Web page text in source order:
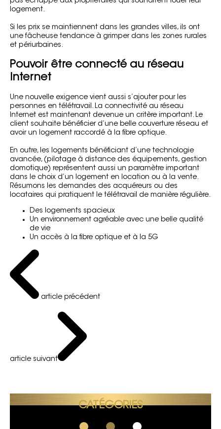
logement.
Si les prix se maintiennent dans les grandes villes, ils ont
une fâcheuse tendance à grimper dans les zones rurales
et périurbaines.
Pouvoir être connecté au réseau
Internet
Une nouvelle exigence vient aussi s’ajouter pour les
personnes en télétravail. La connectivité au réseau
Internet est maintenant devenue un critère important. Le
client souhaite bénéficier d’une belle couverture réseau et
avoir un logement raccordé à la fibre optique.
En outre, les logements bénéficiant d’une technologie
avancée, (pilotage à distance des équipements, gestion
domotique) représentent aussi un paramètre important
dans le choix d’un logement en location ou à la vente.
Résumons les demandes des acquéreurs ou des
locataires qui pratiquent le télétravail de manière régulière.
Des logements spacieux
Un environnement agréable avec une belle qualité
de vie
Un accès à la fibre optique et à la 5G
article précédent
article suivant
CATÉGORIES